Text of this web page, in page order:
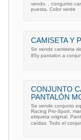
vendo. . congunto
puesta. Color verde
CAMISETA Y
Se vende camiseta
85y pantalon a
CONJUNTO
PANTALÓN
Se vende conjunto
Racing Pro-Sport,
etiqueta original.
caídas. Todo el